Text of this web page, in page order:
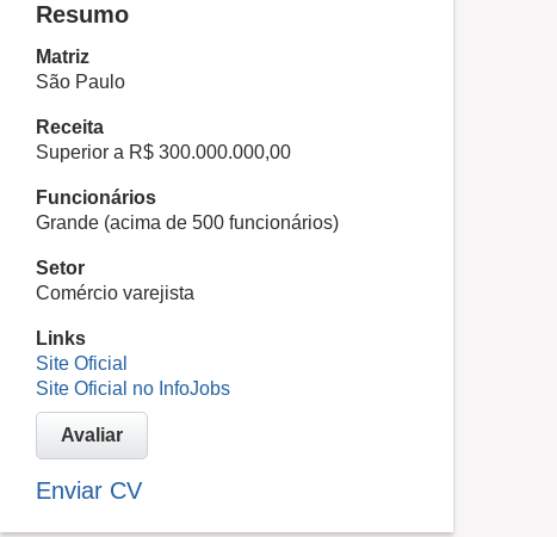
Resumo
Matriz
São Paulo
Receita
Superior a R$ 300.000.000,00
Funcionários
Grande (acima de 500 funcionários)
Setor
Comércio varejista
Links
Site Oficial
Site Oficial no InfoJobs
Avaliar
Enviar CV